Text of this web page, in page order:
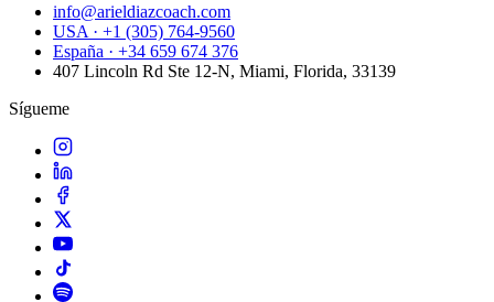
info@arieldiazcoach.com
USA · +1 (305) 764-9560
España · +34 659 674 376
407 Lincoln Rd Ste 12-N, Miami, Florida, 33139
Sígueme